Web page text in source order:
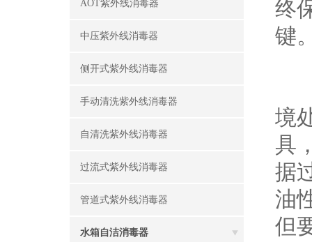
AOT紫外线消毒器
中压紫外线消毒器
侧开式紫外线消毒器
手动清洗紫外线消毒器
自清洗紫外线消毒器
过流式紫外线消毒器
管道式紫外线消毒器
水箱自洁消毒器
终
键
境
具
据
油
但